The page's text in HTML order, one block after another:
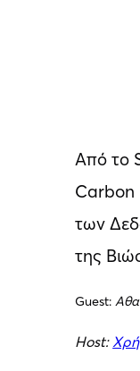
Από το
Carbon
των
της
Guest:
Host: